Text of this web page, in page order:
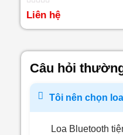
Được
xếp
hạng
sao
Liên hệ
Câu hỏi
Tôi nên chọn
Loa Bluetooth